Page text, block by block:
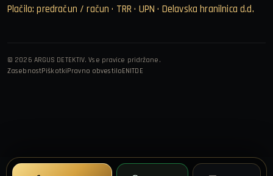
Plačilo: predračun / račun · TRR · UPN · Delavska hranilnica d.d.
© 2026 ARGUS DETEKTIV. Vse pravice pridržane.
ZasebnostPiškotkiPravno obvestiloENITDE